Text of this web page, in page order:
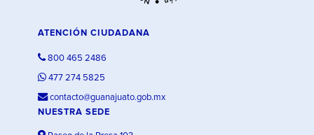
ATENCIÓN CIUDADANA
800 465 2486
477 274 5825
contacto@guanajuato.gob.mx
NUESTRA SEDE